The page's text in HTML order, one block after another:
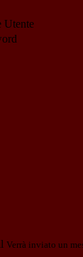
Utente
Verrà inviato un